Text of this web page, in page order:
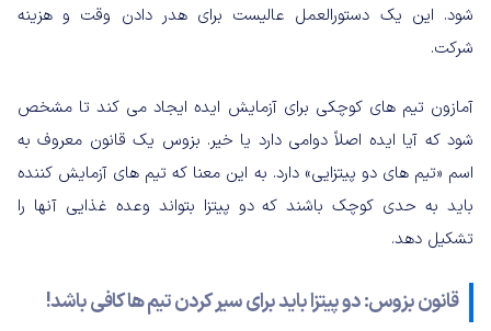
شود. این یک دستورالعمل عالیست برای هدر دادن وقت و هزینه
شرکت.
آمازون تیم های کوچکی برای آزمایش ایده ایجاد می کند تا مشخص
شود که آیا ایده اصلاً دوامی دارد یا خیر. بزوس یک قانون معروف به
اسم «تیم های دو پیتزایی» دارد. به این معنا که تیم های آزمایش کننده
باید به حدی کوچک باشند که دو پیتزا بتواند وعده غذایی آنها را
تشکیل دهد.
قانون بزوس: دو پیتزا باید برای سیر کردن تیم ها کافی باشد!